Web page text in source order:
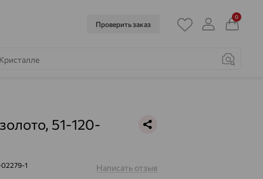
Проверить заказ
0
51-120-
1 Написать отзыв